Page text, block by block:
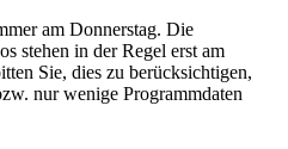
am Donnerstag. Die
stehen in der Regel erst am
Sie, dies zu berücksichtigen,
nur wenige Programmdaten